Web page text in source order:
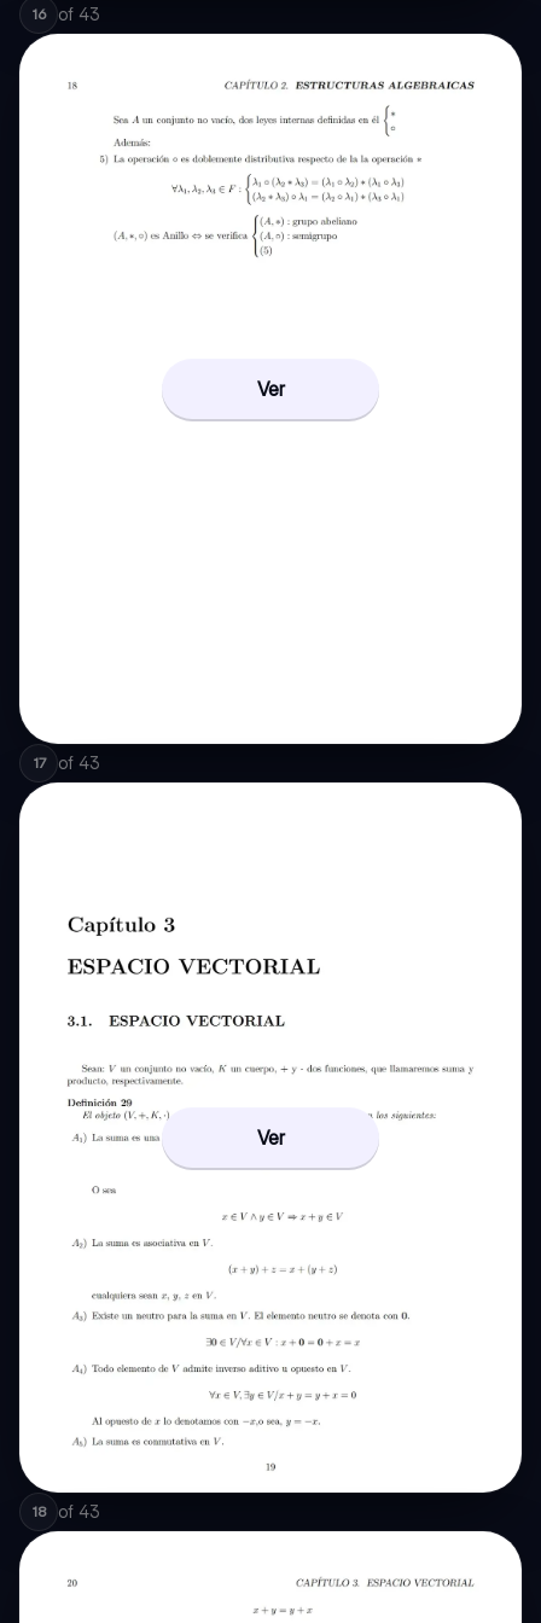
16 of 43
Ver
17 of 43
Ver
18 of 43